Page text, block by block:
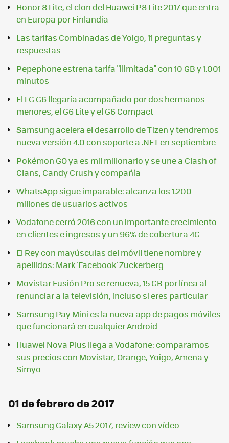
Honor 8 Lite, el clon del Huawei P8 Lite 2017 que entra
en Europa por Finlandia
Las tarifas Combinadas de Yoigo, 11 preguntas y
respuestas
Pepephone estrena tarifa "ilimitada" con 10 GB y 1.001
minutos
El LG G6 llegaría acompañado por dos hermanos
menores, el G6 Lite y el G6 Compact
Samsung acelera el desarrollo de Tizen y tendremos
nueva versión 4.0 con soporte a .NET en septiembre
Pokémon GO ya es mil millonario y se une a Clash of
Clans, Candy Crush y compañía
WhatsApp sigue imparable: alcanza los 1.200
millones de usuarios activos
Vodafone cerró 2016 con un importante crecimiento
en clientes e ingresos y un 96% de cobertura 4G
El Rey con mayúsculas del móvil tiene nombre y
apellidos: Mark 'Facebook' Zuckerberg
Movistar Fusión Pro se renueva, 15 GB por línea al
renunciar a la televisión, incluso si eres particular
Samsung Pay Mini es la nueva app de pagos móviles
que funcionará en cualquier Android
Huawei Nova Plus llega a Vodafone: comparamos
sus precios con Movistar, Orange, Yoigo, Amena y
Simyo
01 de febrero de 2017
Samsung Galaxy A5 2017, review con vídeo